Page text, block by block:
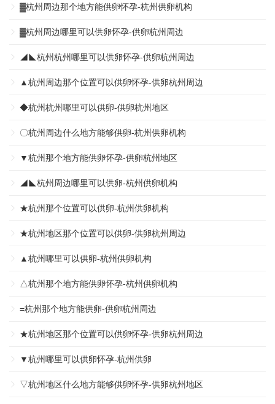
▓杭州周边那个地方能供卵怀孕-杭州供卵机构
▓杭州周边哪里可以供卵怀孕-供卵杭州周边
◢◣杭州杭州哪里可以供卵怀孕-供卵杭州周边
▲杭州周边那个位置可以供卵怀孕-供卵杭州周边
◆杭州杭州哪里可以供卵-供卵杭州地区
〇杭州周边什么地方能够供卵-杭州供卵机构
▼杭州那个地方能供卵怀孕-供卵杭州地区
◢◣杭州周边哪里可以供卵-杭州供卵机构
★杭州那个位置可以供卵-杭州供卵机构
★杭州地区那个位置可以供卵-供卵杭州周边
▲杭州哪里可以供卵-杭州供卵机构
△杭州那个地方能供卵怀孕-杭州供卵机构
=杭州那个地方能供卵-供卵杭州周边
★杭州地区那个位置可以供卵怀孕-供卵杭州周边
▼杭州哪里可以供卵怀孕-杭州供卵
▽杭州地区什么地方能够供卵怀孕-供卵杭州地区